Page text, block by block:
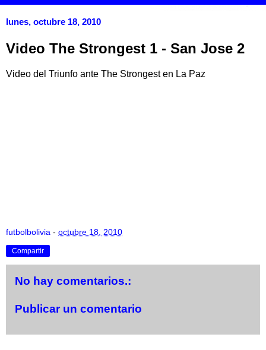
lunes, octubre 18, 2010
Video The Strongest 1 - San Jose 2
Video del Triunfo ante The Strongest en La Paz
futbolbolivia - octubre 18, 2010
Compartir
No hay comentarios.:
Publicar un comentario